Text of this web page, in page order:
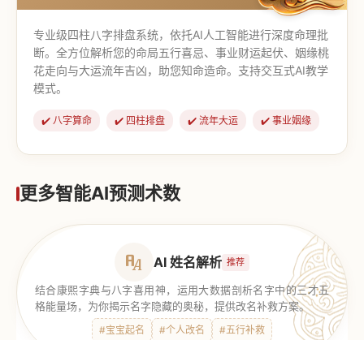
专业级四柱八字排盘系统，依托AI人工智能进行深度命理批
断。全方位解析您的命局五行喜忌、事业财运起伏、姻缘桃
花走向与大运流年吉凶，助您知命造命。支持交互式AI教学
模式。
✔️ 八字算命 ✔️ 四柱排盘 ✔️ 流年大运 ✔️ 事业姻缘
更多智能AI预测术数
AI 姓名解析 推荐
结合康熙字典与八字喜用神，运用大数据剖析名字中的三才五
格能量场，为你揭示名字隐藏的奥秘，提供改名补救方案。
#宝宝起名 #个人改名 #五行补救